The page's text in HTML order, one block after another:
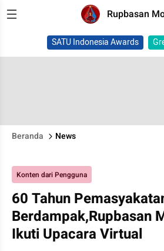
Rupbasan
SATU Indonesia Awards
Beranda News
Konten dari Pengguna
60 Tahun
Berdampak,Rupbasan
Ikuti Upacara Virtual